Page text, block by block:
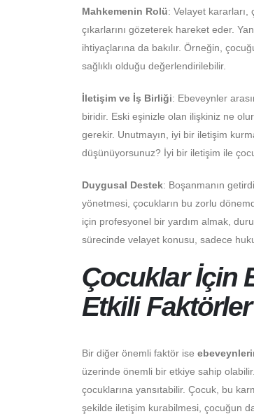
Mahkemenin Rolü: Velayet
çıkarlarını gözeterek hareket eder.
ihtiyaçlarına da bakılır. Örneğin,
sağlıklı olduğu değerlendirilebilir.
İletişim ve İş Birliği: Ebeveynler
biridir. Eski eşinizle olan ilişkiniz ne
gerekir. Unutmayın, iyi bir iletişim
düşünüyorsunuz? İyi bir iletişim ile
Duygusal Destek: Boşanmanın
yönetmesi, çocukların bu zorlu
için profesyonel bir yardım almak,
sürecinde velayet konusu, sadece
Çocuklar İçin
Etkili Faktörler
Bir diğer önemli faktör ise
üzerinde önemli bir etkiye sahip
çocuklarına yansıtabilir. Çocuk, bu
şekilde iletişim kurabilmesi, çocuğun